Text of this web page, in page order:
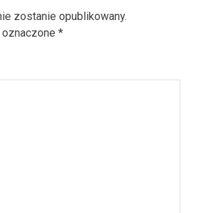
zostanie opublikowany.
oznaczone*